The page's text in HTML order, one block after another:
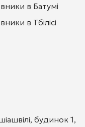
в Батумі
в Тбілісі
будинок 1,